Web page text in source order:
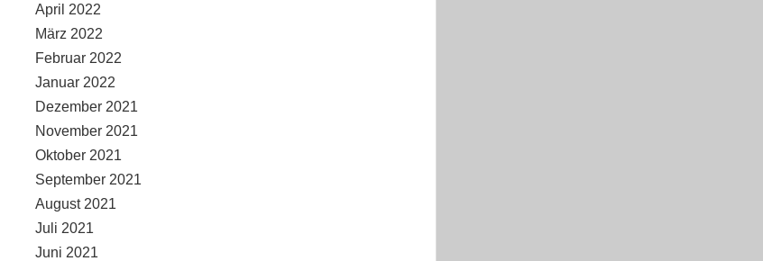
April 2022
März 2022
Februar 2022
Januar 2022
Dezember 2021
November 2021
Oktober 2021
September 2021
August 2021
Juli 2021
Juni 2021